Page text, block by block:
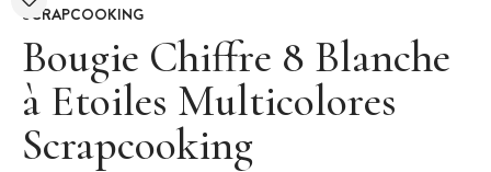
SCRAPCOOKING
Bougie Chiffre 8 Blanche
à Etoiles Multicolores
Scrapcooking